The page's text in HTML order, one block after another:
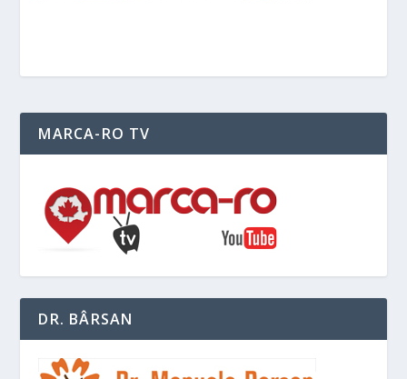
MARCA-RO TV
DR. BÂRSAN